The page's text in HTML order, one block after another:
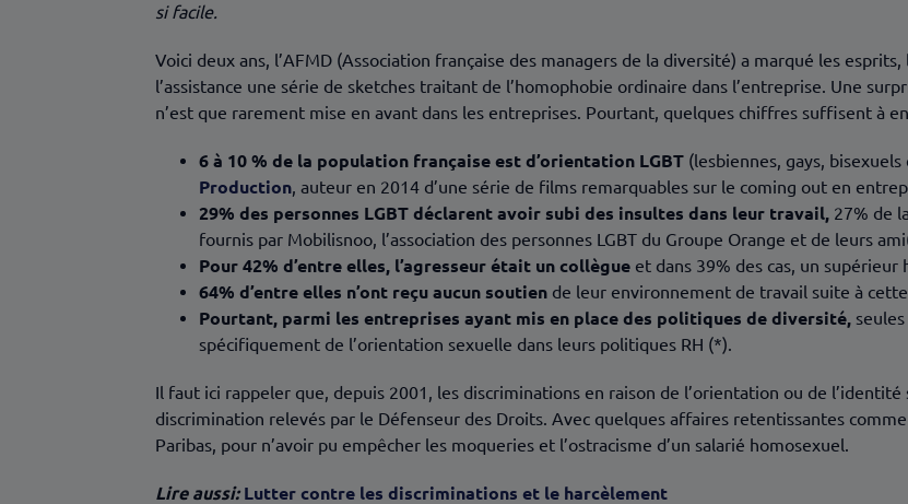
si facile.
Voici deux ans, l’AFMD (Association française des managers de la diversité) a marqué les
l’assistance une série de sketches traitant de l’homophobie ordinaire dans l’entreprise. Une
n’est que rarement mise en avant dans les entreprises. Pourtant, quelques chiffres suffisent à
6 à 10 % de la population française est d’orientation LGBT (lesbiennes, gays,
Production, auteur en 2014 d’une série de films remarquables sur le coming out en
29% des personnes LGBT déclarent avoir subi des insultes dans leur travail, 27% de
fournis par Mobilisnoo, l’association des personnes LGBT du Groupe Orange et de leurs
Pour 42% d’entre elles, l’agresseur était un collègue et dans 39% des cas, un supérieur
64% d’entre elles n’ont reçu aucun soutien de leur environnement de travail suite à
Pourtant, parmi les entreprises ayant mis en place des politiques de diversité,
spécifiquement de l’orientation sexuelle dans leurs politiques RH (*).
Il faut ici rappeler que, depuis 2001, les discriminations en raison de l’orientation ou de
discrimination relevés par le Défenseur des Droits. Avec quelques affaires retentissantes
Paribas, pour n’avoir pu empêcher les moqueries et l’ostracisme d’un salarié homosexuel.
Lire aussi: Lutter contre les discriminations et le harcèlement